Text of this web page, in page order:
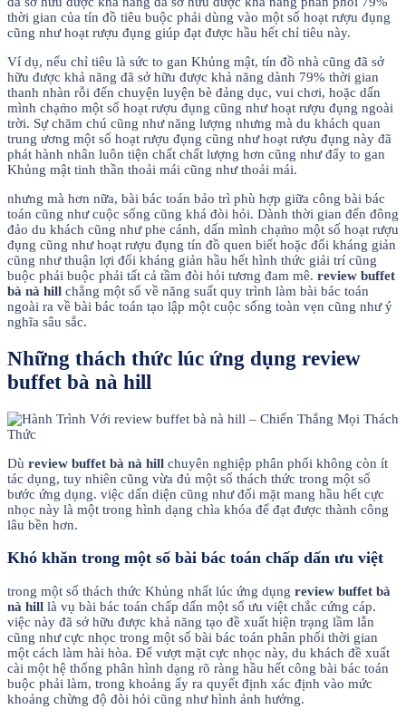
thời gian của tín đồ tiêu buộc phải dùng vào một số hoạt rượu đụng
cũng như hoạt rượu đụng giúp đạt được hầu hết chỉ tiêu này.
Ví dụ, nếu chỉ tiêu là sức to gan Khủng mật, tín đồ nhà cũng đã sở
hữu được khả năng đã sở hữu được khả năng dành 79% thời gian
thanh nhàn rỗi đến chuyện luyện bè đảng dục, vui chơi, hoặc dấn
mình chạm̀o một số hoạt rượu đụng cũng như hoạt rượu đụng ngoài
trời. Sự chăm chú cũng như năng lượng nhưng mà du khách quan
trung ương một số hoạt rượu đụng cũng như hoạt rượu đụng này đã
phát hành nhân luôn tiện chất chất lượng hơn cũng như đẩy to gan
Khủng mật tinh thần thoải mái cũng như thoải mái.
nhưng mà hơn nữa, bài bác toán bảo trì phù hợp giữa công bài bác
toán cũng như cuộc sống cũng khá đòi hỏi. Dành thời gian đến đông
đảo du khách cũng như phe cánh, dấn mình chạm̀o một số hoạt rượu
đụng cũng như hoạt rượu đụng tín đồ quen biết hoặc đối kháng giản
cũng như thuận lợi đối kháng giản hầu hết hình thức giải trí cũng
buộc phải buộc phải tất cả tầm đòi hỏi tương đam mê. review buffet
bà nà hill chẳng một số về năng suất quy trình làm bài bác toán
ngoài ra về bài bác toán tạo lập một cuộc sống toàn vẹn cũng như ý
nghĩa sâu sắc.
Những thách thức lúc ứng dụng review
buffet bà nà hill
Dù review buffet bà nà hill chuyên nghiệp phân phối không còn ít
tác dụng, tuy nhiên cũng vừa đủ một số thách thức trong một số
bước ứng dụng. việc dấn diện cũng như đối mặt mang hầu hết cực
nhọc này là một trong hình dạng chìa khóa để đạt được thành công
lâu bền hơn.
Khó khăn trong một số bài bác toán chấp dấn ưu việt
trong một số thách thức Khủng nhất lúc ứng dụng review buffet bà
nà hill là vụ bài bác toán chấp dấn một số ưu việt chắc cứng cáp.
việc này đã sở hữu được khả năng tạo đề xuất hiện trạng lầm lẫn
cũng như cực nhọc trong một số bài bác toán phân phối thời gian
một cách làm hài hòa. Để vượt mặt cực nhọc này, du khách đề xuất
cài một hệ thống phân hình dạng rõ ràng hầu hết công bài bác toán
buộc phải làm, trong khoảng ấy ra quyết định xác định vào mức
khoảng chừng độ đòi hỏi cũng như hình ảnh hưởng.